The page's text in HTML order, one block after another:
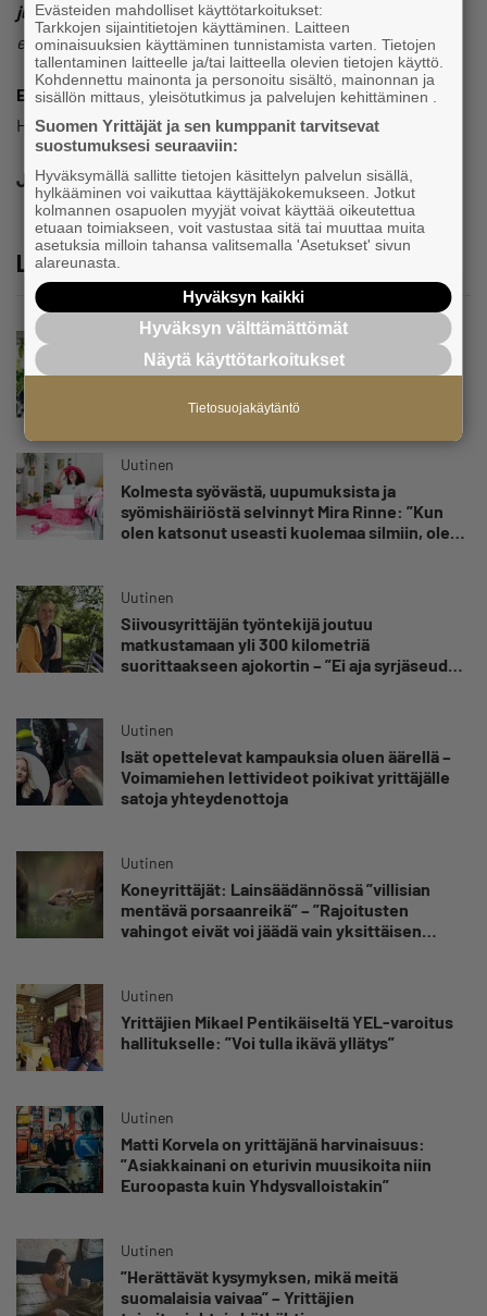
juristi ja työyhteisövalmentaja,KataKoski Oy
entinen yksinyrittäjä, nykyinen perheyrittäjä
Espoon Yrittäjien hallituksen jäsen
Hallituksen jäsenten kirjoitukset löydättäällä.
Jaa
Lue lisää
Uutinen
Julkiset hankinnat voivat tuoda pk-
Uutinen
Kolmesta syövästä, uupumuksista ja
syömishäiriöstä selvinnyt Mira Rinne: ”Kun
olen katsonut useasti kuolemaa silmiin, olen
Uutinen
Siivousyrittäjän työntekijä joutuu
matkustamaan yli 300 kilometriä
suorittaakseen ajokortin – ”Ei aja syrjäseudun
Uutinen
Isät opettelevat kampauksia oluen äärellä –
Voimamiehen lettivideot poikivat yrittäjälle
satoja yhteydenottoja
Uutinen
Koneyrittäjät: Lainsäädännössä ”villisian
mentävä porsaanreikä” – ”Rajoitusten
vahingot eivät voi jäädä vain yksittäisen
Uutinen
Yrittäjien Mikael Pentikäiseltä YEL-varoitus
hallitukselle: ”Voi tulla ikävä yllätys”
Uutinen
Matti Korvela on yrittäjänä harvinaisuus:
”Asiakkainani on eturivin muusikoita niin
Euroopasta kuin Yhdysvalloistakin”
Uutinen
”Herättävät kysymyksen, mikä meitä
suomalaisia vaivaa” – Yrittäjien
Evästeiden mahdolliset käyttötarkoitukset:
Tarkkojen sijaintitietojen käyttäminen. Laitteen
ominaisuuksien käyttäminen tunnistamista varten. Tietojen
tallentaminen laitteelle ja/tai laitteella olevien tietojen käyttö.
Kohdennettu mainonta ja personoitu sisältö, mainonnan ja
sisällön mittaus, yleisötutkimus ja palvelujen kehittäminen .
Suomen Yrittäjät ja sen kumppanit tarvitsevat
suostumuksesi seuraaviin:
Hyväksymällä sallitte tietojen käsittelyn palvelun sisällä,
hylkääminen voi vaikuttaa käyttäjäkokemukseen. Jotkut
kolmannen osapuolen myyjät voivat käyttää oikeutettua
etuaan toimiakseen, voit vastustaa sitä tai muuttaa muita
asetuksia milloin tahansa valitsemalla 'Asetukset' sivun
alareunasta.
Hyväksyn kaikki
Hyväksyn välttämättömät
Näytä käyttötarkoitukset
Tietosuojakäytäntö